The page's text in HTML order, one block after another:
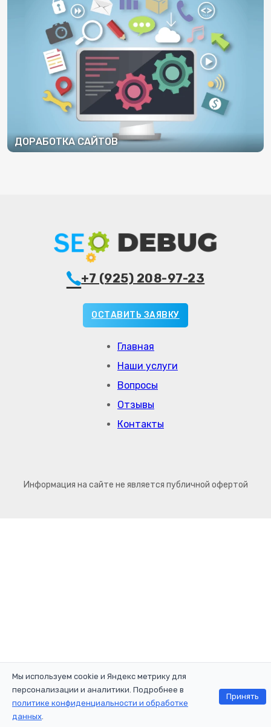
ДОРАБОТКА САЙТОВ
Главная
Наши услуги
Вопросы
Отзывы
Контакты
+7 (925) 208-97-23
ОСТАВИТЬ ЗАЯВКУ
Информация на сайте не является публичной офертой
Мы используем cookie и Яндекс метрику для
персонализации и аналитики. Подробнее в
политике конфиденциальности и обработке
данных.
Принять